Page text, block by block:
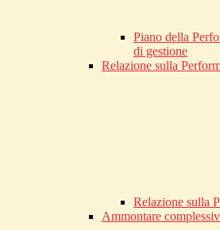
Piano della
di gestione
Relazione sulla
Relazione sulla
Ammontare